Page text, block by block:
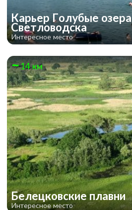
Карьер Голубые озера
Светловодска
Интересное место
14 км
Белецковские плавни
Интересное место